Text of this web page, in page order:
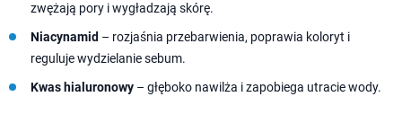
zwężają pory i wygładzają skórę.
Niacynamid – rozjaśnia przebarwienia, poprawia koloryt i
reguluje wydzielanie sebum.
Kwas hialuronowy – głęboko nawilża i zapobiega utracie wody.